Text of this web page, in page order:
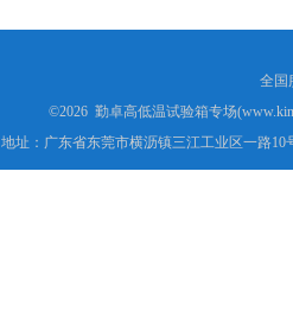
全国
©2026 勤卓高低温试验箱专场
地址：广东省东莞市横沥镇三江工业区一路10